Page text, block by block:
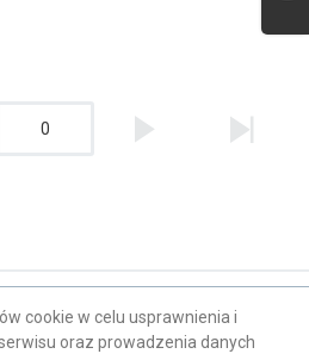
0
cookie w celu usprawnienia i
oraz prowadzenia danych